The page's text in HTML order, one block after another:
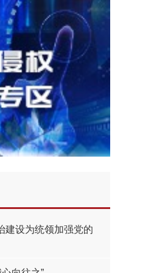
建设为统领加强党的